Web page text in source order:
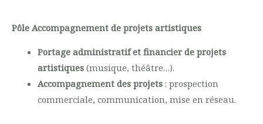
Pôle Accompagnement de projets artistiques
Portage administratif et financier de projets
artistiques(musique, théâtre…).
Accompagnement des projets: prospection
commerciale, communication, mise en réseau.